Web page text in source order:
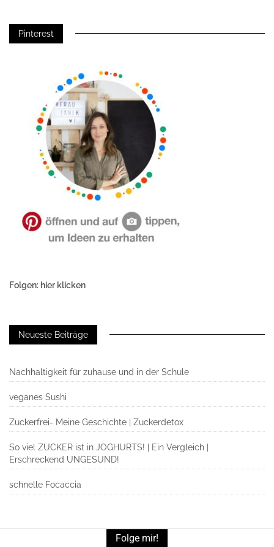
Pinterest
Folgen: hier klicken
Neueste Beiträge
Nachhaltigkeit für zuhause und in der Schule
veganes Sushi
Zuckerfrei- Meine Geschichte | Zuckerdetox
So viel ZUCKER ist in JOGHURTS! | Ein Vergleich |
Erschreckend UNGESUND!
schnelle Focaccia
Folge mir!